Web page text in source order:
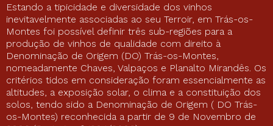
Estando a tipicidade e diversidade dos vinhos
inevitavelmente associadas ao seu Terroir, em Trás-os-
Montes foi possível definir três sub-regiões para a
produção de vinhos de qualidade com direito à
Denominação de Origem (DO) Trás-os-Montes,
nomeadamente Chaves, Valpaços e Planalto Mirandês. Os
critérios tidos em consideração foram essencialmente as
altitudes, a exposição solar, o clima e a constituição dos
solos, tendo sido a Denominação de Origem ( DO Trás-
os-Montes) reconhecida a partir de 9 de Novembro de